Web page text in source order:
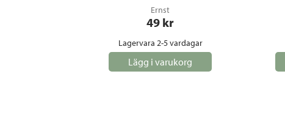
Ernst
49 kr
Lagervara 2-5 vardagar
Lägg i varukorg